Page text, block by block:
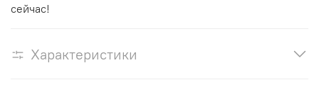
сейчас!
Характеристики